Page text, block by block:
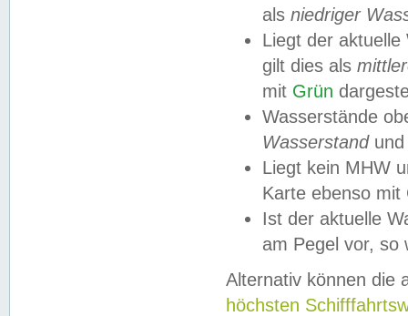
als niedriger
Liegt der
gilt dies als
mit Grün
Wasserstände
Wasserstandund
Liegt kein MHW
Karte ebenso mit
Ist der aktuelle
am Pegel vor,
Alternativ können die
höchsten